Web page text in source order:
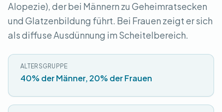
Alopezie), der bei Männern zu Geheimratsecken
und Glatzenbildung führt. Bei Frauen zeigt er sich
als diffuse Ausdünnung im Scheitelbereich.
ALTERSGRUPPE
40% der Männer, 20% der Frauen